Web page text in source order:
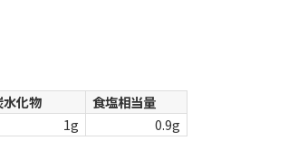
水化物
食塩相当量
1g 0.9g